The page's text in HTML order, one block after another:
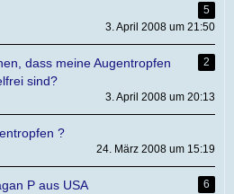
5
3. April 2008 um 21:50
dass meine Augentropfen
sind?
2
3. April 2008 um 20:13
?
24. März 2008 um 15:19
P aus USA
6